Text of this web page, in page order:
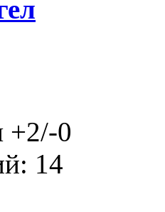
+2/-0
14